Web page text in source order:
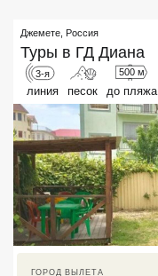
Джемете Россия
Туры в ГД Диана
3-я
линия песок
500 м
до пляжа
ГОРОД ВЫЛЕТА
Хайнань
Северный Гоа
Южный Гоа
Занзибар
Абхазия